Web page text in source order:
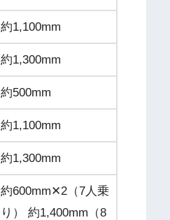
約1,100mm
約1,300mm
約500mm
約1,100mm
約1,300mm
約600mm✕2（7人乗
り） 約1,400mm（8